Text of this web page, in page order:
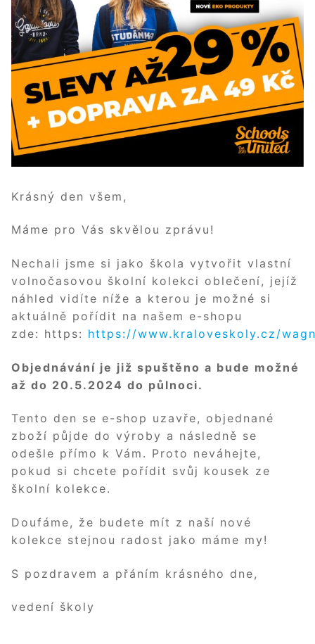
Krásný den všem,
Máme pro Vás skvělou zprávu!
Nechali jsme si jako škola vytvořit vlastní
volnočasovou školní kolekci oblečení, jejíž
náhled vidíte níže a kterou je možné si
aktuálně pořídit na našem e-shopu
zde: https: https://www.kraloveskoly.cz/
Objednávání je již spuštěno a bude možné
až do 20.5.2024 do půlnoci.
Tento den se e-shop uzavře, objednané
zboží půjde do výroby a následně se
odešle přímo k Vám. Proto neváhejte,
pokud si chcete pořídit svůj kousek ze
školní kolekce.
Doufáme, že budete mít z naší nové
kolekce stejnou radost jako máme my!
S pozdravem a přáním krásného dne,
vedení školy